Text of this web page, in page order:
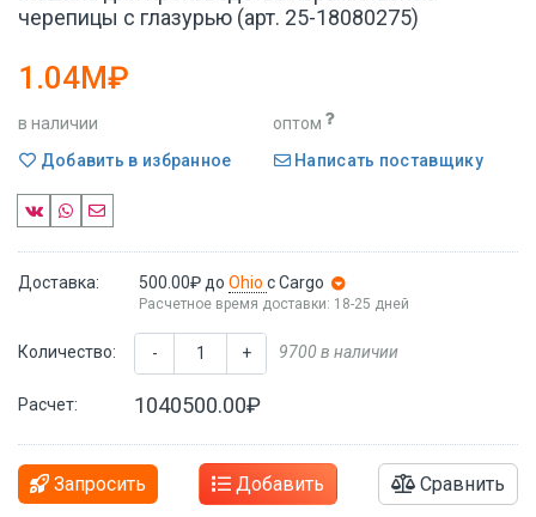
черепицы с глазурью (арт. 25-18080275)
1.04M₽
в наличии
оптом
Добавить в избранное
Написать поставщику
Доставка: 500.00₽ до Ohio с Cargo
Расчетное время доставки: 18-25 дней
Количество: - + 9700 в наличии
Расчет: 1040500.00₽
Запросить Добавить Сравнить